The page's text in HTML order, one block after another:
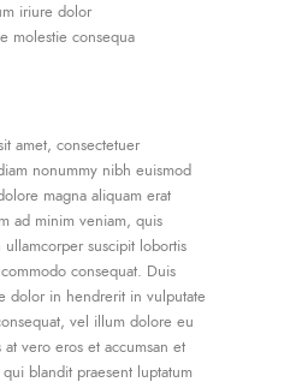
iriure dolor
molestie consequa
amet, consectetuer
nonummy nibh euismod
magna aliquam erat
ad minim veniam, quis
ullamcorper suscipit lobortis
consequat. Duis
dolor in hendrerit in vulputate
vel illum dolore eu
vero eros et accumsan et
blandit praesent luptatum